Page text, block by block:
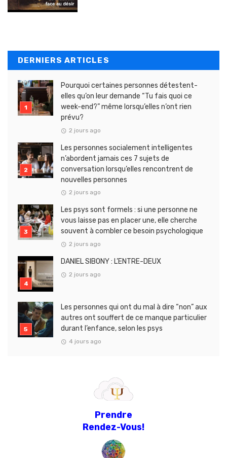
DERNIERS ARTICLES
Pourquoi certaines personnes détestent-
elles qu’on leur demande “Tu fais quoi ce
week-end?” même lorsqu’elles n’ont rien
prévu?
2 jours ago
Les personnes socialement intelligentes
n’abordent jamais ces 7 sujets de
conversation lorsqu’elles rencontrent de
nouvelles personnes
2 jours ago
Les psys sont formels : si une personne ne
vous laisse pas en placer une, elle cherche
souvent à combler ce besoin psychologique
2 jours ago
DANIEL SIBONY : L’ENTRE-DEUX
2 jours ago
Les personnes qui ont du mal à dire “non” aux
autres ont souffert de ce manque particulier
durant l’enfance, selon les psys
4 jours ago
Prendre
Rendez-Vous!